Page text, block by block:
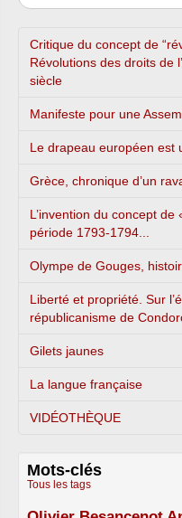
Critique du concept de
Révolutions des droits de
siècle
Manifeste pour une
Le drapeau européen est
Grèce, chronique d’un
L’invention du concept
période 1793-1794...
Olympe de Gouges,
Liberté et propriété. Sur
républicanisme de
Gilets jaunes
La langue française
VIDÉOTHÈQUE
Mots-clés
Tous les tags